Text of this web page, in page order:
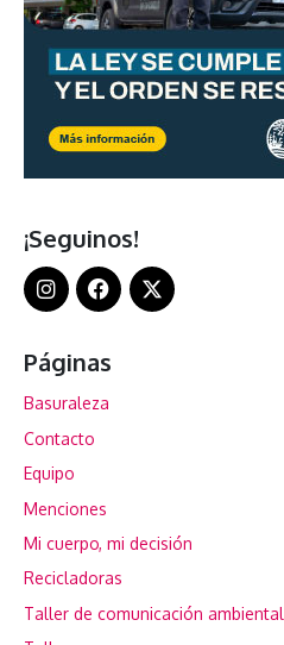
¡Seguinos!
Páginas
Basuraleza
Contacto
Equipo
Menciones
Mi cuerpo, mi decisión
Recicladoras
Taller de comunicación ambiental